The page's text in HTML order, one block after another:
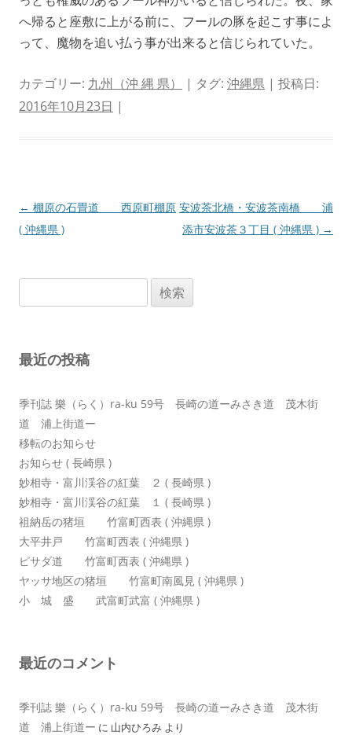
へ帰ると座敷に上がる前に、フールの豚を起こす事によ
って、魔物を追い払う事が出来ると信じられていた。
カテゴリー: 九州（沖 縄 県） | タグ: 沖縄県 | 投稿日:
2016年10月23日 |
投
稿
ョ
← 棚原の石畳道 西原町棚原
( 沖縄県 )
安波茶北橋・安波茶南橋 浦
添市安波茶３丁目 ( 沖縄県 ) →
索:
最近の投稿
季刊誌 樂（らく）ra-ku 59号 長崎の道ーみさき道 茂木街
道 浦上街道ー
移転のお知らせ
お知らせ ( 長崎県 )
妙相寺・富川渓谷の紅葉 ２ ( 長崎県 )
妙相寺・富川渓谷の紅葉 １ ( 長崎県 )
祖納岳の猪垣 竹富町西表 ( 沖縄県 )
大平井戸 竹富町西表 ( 沖縄県 )
ピサダ道 竹富町西表 ( 沖縄県 )
ヤッサ地区の猪垣 竹富町南風見 ( 沖縄県 )
小 城 盛 武富町武富 ( 沖縄県 )
最近のコメント
季刊誌 樂（らく）ra-ku 59号 長崎の道ーみさき道 茂木街
道 浦上街道ー に 山内ひろみ より